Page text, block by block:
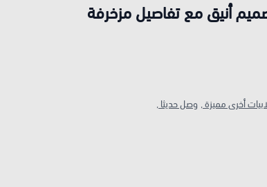
أنيق مع تفاصيل مزخرفة
أخرى مميزة , وصل حديثا ,